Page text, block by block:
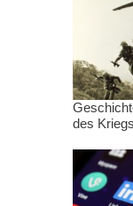
des